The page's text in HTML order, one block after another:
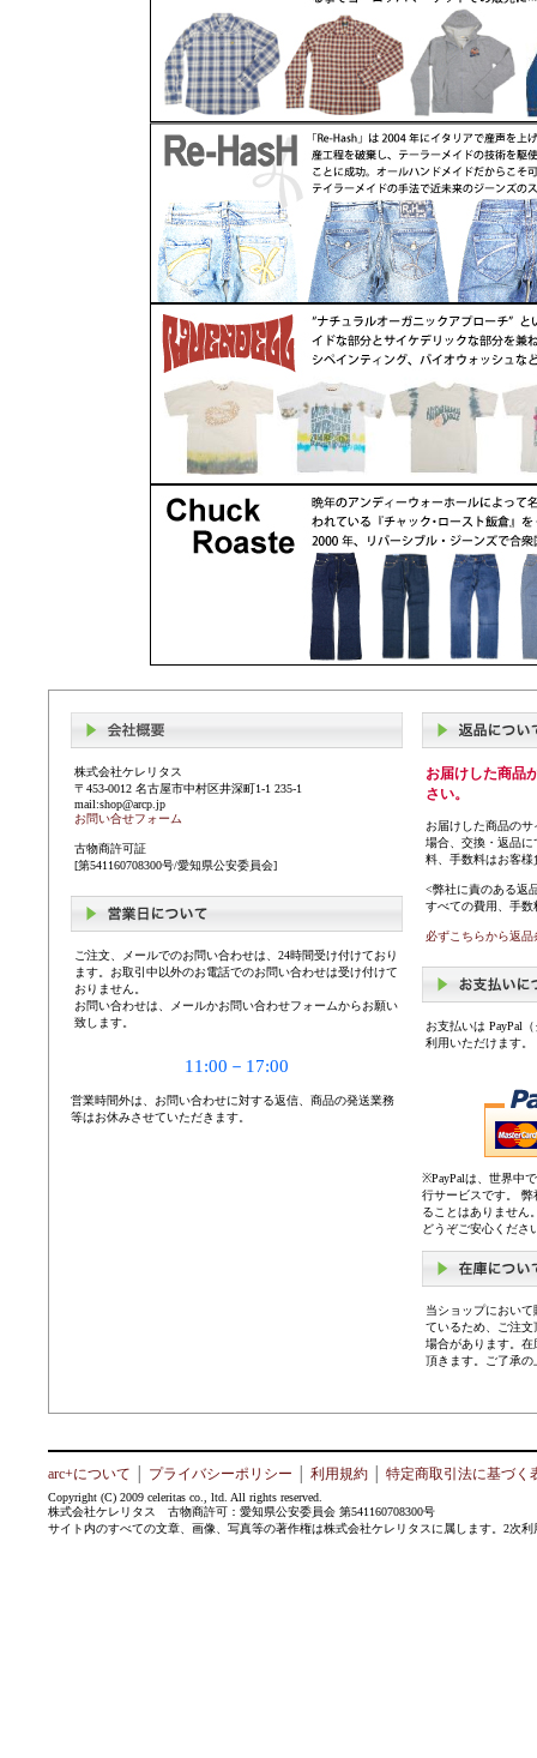
株式会社ケレリタス
〒453-0012 名古屋市中村区井深町1-1 235-1
mail:shop@arcp.jp
お問い合せフォーム
古物商許可証
[第541160708300号/愛知県公安委員会]
ご注文、メールでのお問い合わせは、24時間受け付けており
ます。お取引中以外のお電話でのお問い合わせは受け付けて
おりません。
お問い合わせは、メールかお問い合わせフォームからお願い
致します。
11:00－17:00
営業時間外は、お問い合わせに対する返信、商品の発送業務
等はお休みさせていただきます。
お届けした商品
さい。
お届けした商品の
場合、交換・返品
料、手数料はお客
<弊社に責のある返
すべての費用、手
必ずこちらから返
お支払いは PayPal
利用いただけます。
※PayPalは、世界中
行サービスです。
ることはありません
どうぞご安心くださ
当ショップにおい
ているため、ご注
場合があります。
頂きます。ご了承
arc+について プライバシーポリシー 利用規約 特定商取引法に基づく
Copyright (C) 2009 celeritas co., ltd. All rights reserved.
株式会社ケレリタス 古物商許可：愛知県公安委員会 第541160708300号
サイト内のすべての文章、画像、写真等の著作権は株式会社ケレリタスに属します。2次